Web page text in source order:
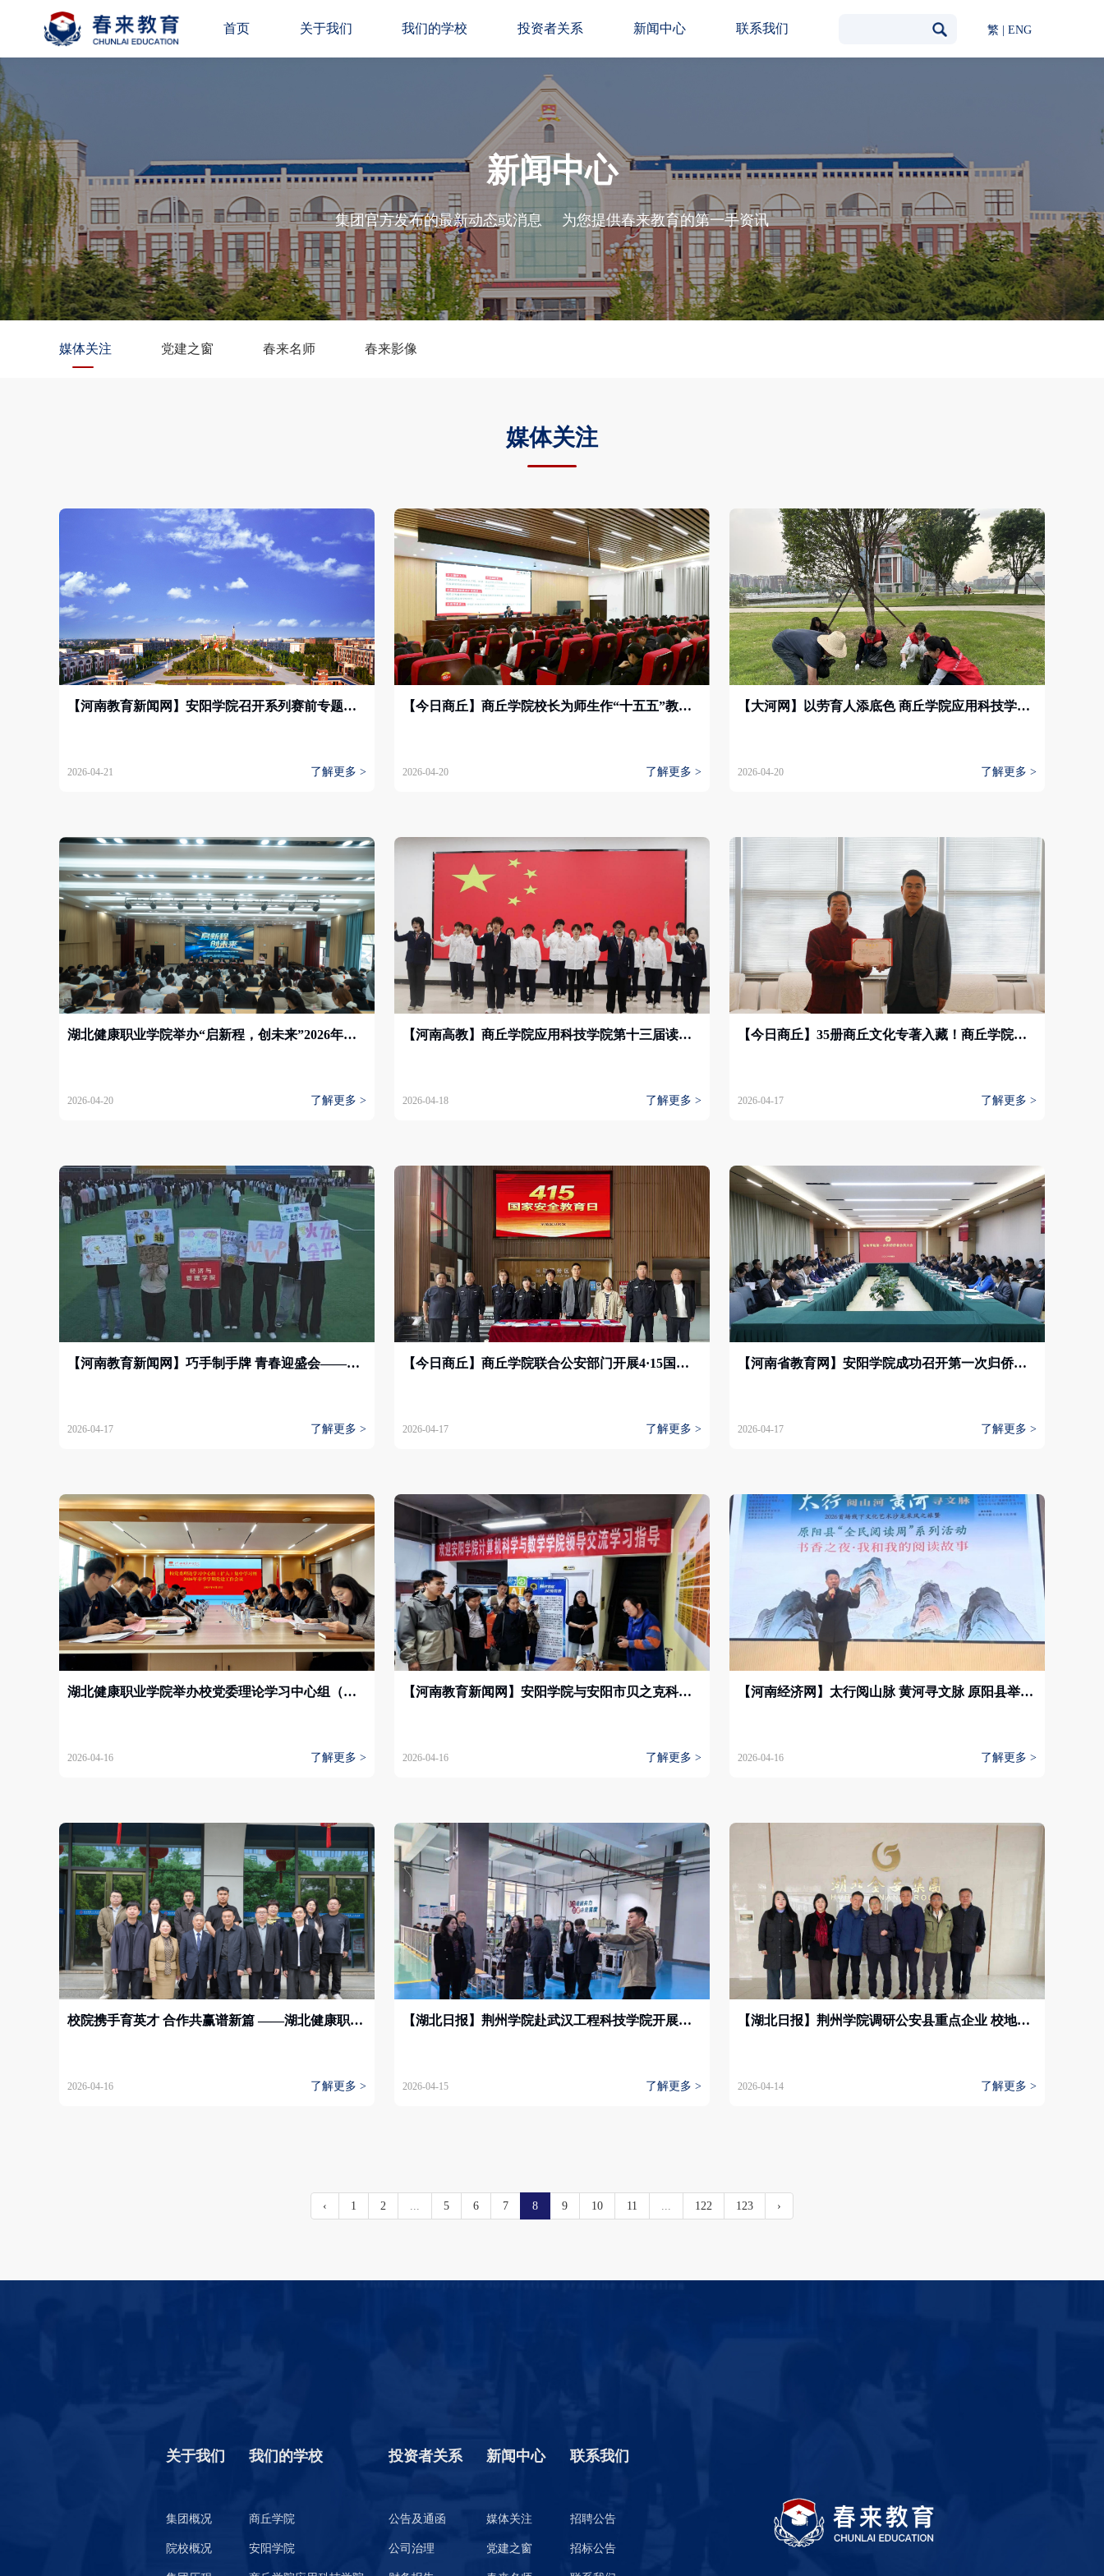
首页 关于我们 我们的学校 投资者关系 新闻中心 联系我们 繁 | ENG
新闻中心
集团官方发布的最新动态或消息 为您提供春来教育的第一手资讯
媒体关注 党建之窗 春来名师 春来影像
媒体关注
【河南教育新闻网】安阳学院召开系列赛前专题会议全面部署第十六届田径运动会筹备工作
2026-04-21 了解更多 >
【今日商丘】商丘学院校长为师生作“十五五”教育发展专题辅导
2026-04-20 了解更多 >
【大河网】以劳育人添底色 商丘学院应用科技学院以实景实践筑牢学生品格根基
2026-04-20 了解更多 >
湖北健康职业学院举办“启新程，创未来”2026年大学生创新创业服务讲堂
2026-04-20 了解更多 >
【河南高教】商丘学院应用科技学院第十三届读书节开幕
2026-04-18 了解更多 >
【今日商丘】35册商丘文化专著入藏！商丘学院图书馆获珍贵文献捐赠
2026-04-17 了解更多 >
【河南教育新闻网】巧手制手牌 青春迎盛会——安阳学院原阳校区开展DIY创意手举牌活动
2026-04-17 了解更多 >
【今日商丘】商丘学院联合公安部门开展4·15国家安全教育日宣传活动
2026-04-17 了解更多 >
【河南省教育网】安阳学院成功召开第一次归侨侨眷会员大会
2026-04-17 了解更多 >
湖北健康职业学院举办校党委理论学习中心组（扩大）集中学习暨2026年春季学期党建工作会议
2026-04-16 了解更多 >
【河南教育新闻网】安阳学院与安阳市贝之克科技培训有限公司举行大学生创新创业教育基地签约仪式
2026-04-16 了解更多 >
【河南经济网】太行阅山脉 黄河寻文脉 原阳县举办“全民阅读周”主题活动
2026-04-16 了解更多 >
校院携手育英才 合作共赢谱新篇 ——湖北健康职业学院与武穴市第一人民医院共建实习就业基地
2026-04-16 了解更多 >
【湖北日报】荆州学院赴武汉工程科技学院开展交流学习 共探高等教育发展新路径
2026-04-15 了解更多 >
【湖北日报】荆州学院调研公安县重点企业 校地企携手共绘产教融合新蓝图
2026-04-14 了解更多 >
‹ 1 2 ... 5 6 7 8 9 10 11 ... 122 123 ›
关于我们
集团概况
院校概况
我们的学校
商丘学院
安阳学院
投资者关系
公告及通函
公司治理
新闻中心
媒体关注
党建之窗
联系我们
招聘公告
招标公告